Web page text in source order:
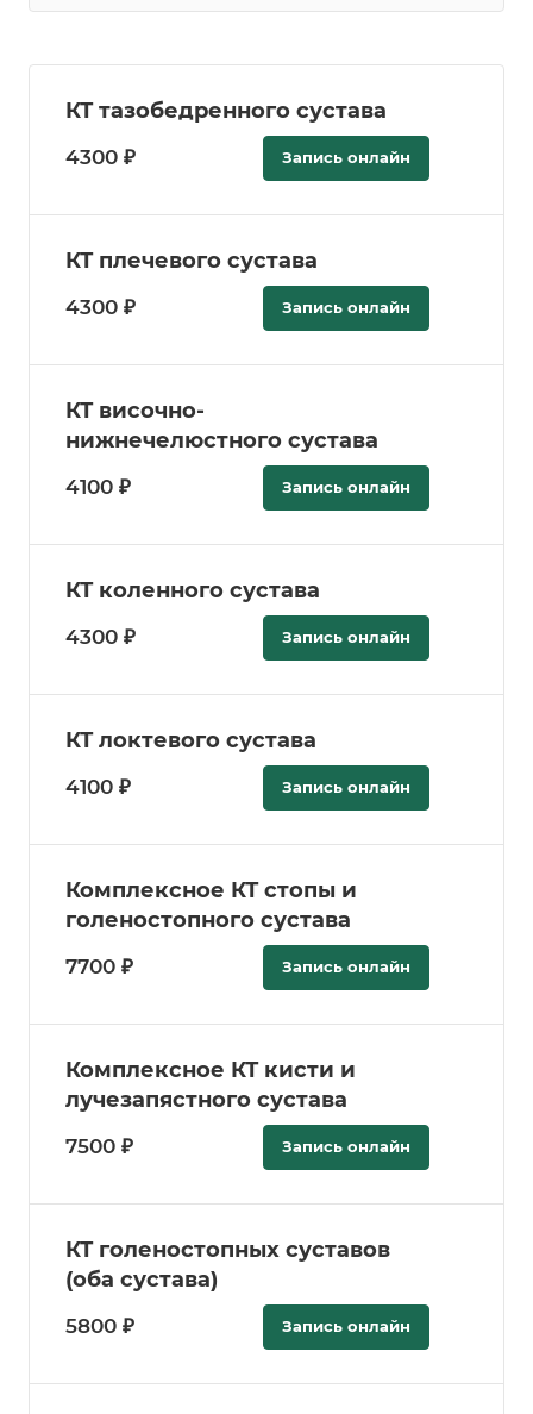
КТ тазобедренного сустава
4300 ₽ Запись онлайн
КТ плечевого сустава
4300 ₽ Запись онлайн
КТ височно-
нижнечелюстного сустава
4100 ₽ Запись онлайн
КТ коленного сустава
4300 ₽ Запись онлайн
КТ локтевого сустава
4100 ₽ Запись онлайн
Комплексное КТ стопы и
голеностопного сустава
7700 ₽ Запись онлайн
Комплексное КТ кисти и
лучезапястного сустава
7500 ₽ Запись онлайн
КТ голеностопных суставов
(оба сустава)
5800 ₽ Запись онлайн